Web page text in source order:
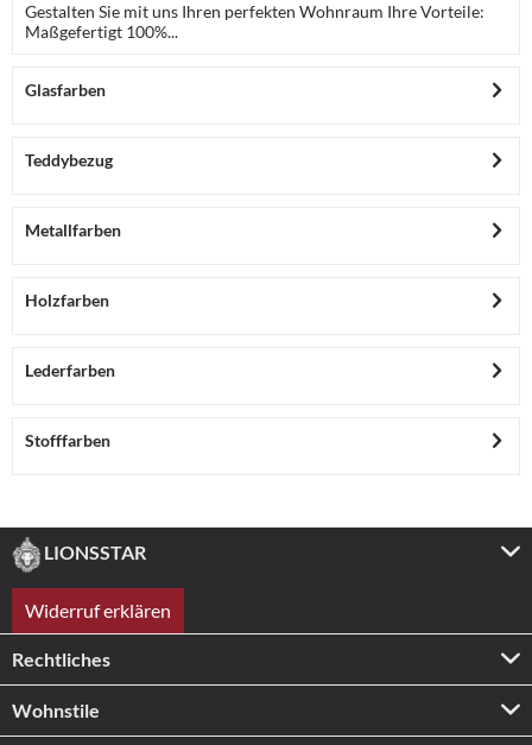
Gestalten Sie mit uns Ihren perfekten Wohnraum Ihre Vorteile:
Maßgefertigt 100%...
Glasfarben
Teddybezug
Metallfarben
Holzfarben
Lederfarben
Stofffarben
LIONSSTAR
Widerruf erklären
Rechtliches
Wohnstile